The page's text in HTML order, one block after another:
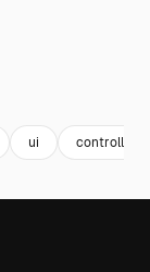
ui controllo